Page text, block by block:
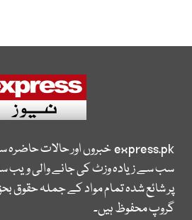
express.pkخبروں اور حالات
سب سے زیادہ وزٹ کی جانے والی
پر شائع شدہ تمام مواد کے جملہ حقوق
گروپ محفوظ ہیں۔